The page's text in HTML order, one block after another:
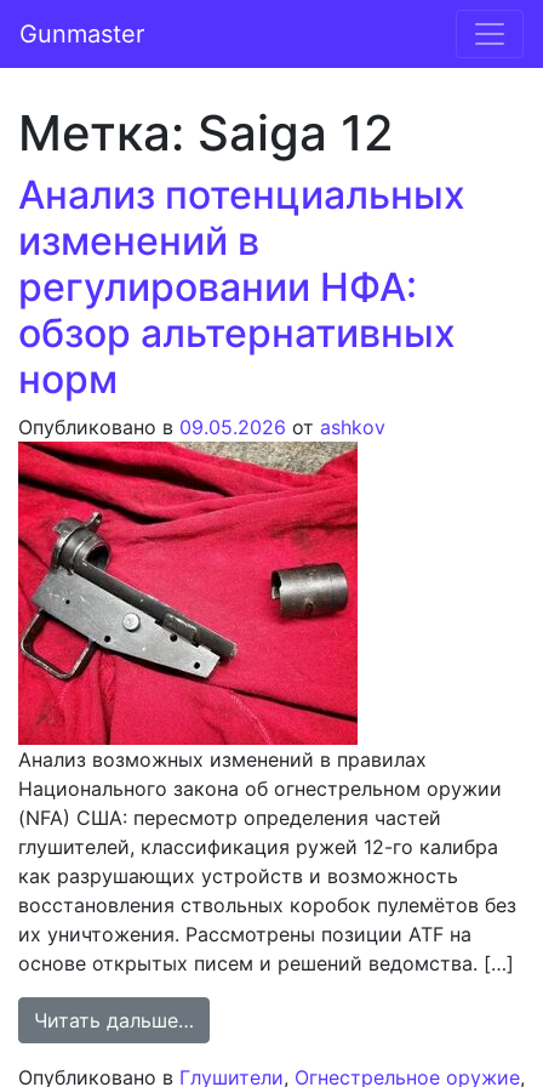
Основная навигация
Gunmaster
Метка: Saiga 12
Анализ потенциальных
изменений в
регулировании НФА:
обзор альтернативных
норм
Опубликовано в 09.05.2026 от ashkov
Анализ возможных изменений в правилах
Национального закона об огнестрельном оружии
(NFA) США: пересмотр определения частей
глушителей, классификация ружей 12-го калибра
как разрушающих устройств и возможность
восстановления ствольных коробок пулемётов без
их уничтожения. Рассмотрены позиции ATF на
основе открытых писем и решений ведомства. […]
Читать дальше…
Опубликовано в Глушители, Огнестрельное оружие,